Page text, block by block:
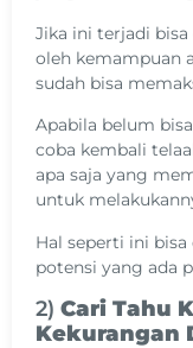
Jika ini terjadi
oleh kemampuan
sudah bisa
Apabila belum
coba kembali
apa saja yang
untuk
Hal seperti ini
potensi yang ada
2) Cari Tahu
Kekurangan